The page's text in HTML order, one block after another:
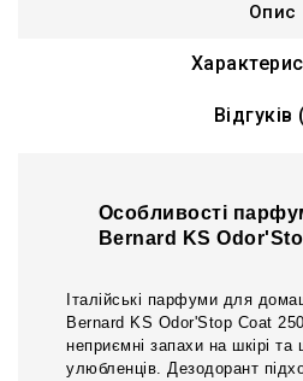
Опис
Відгуків
Особливості
Bernard KS
Італійські парфуми для
Bernard KS Odor'Stop Coat
неприємні запахи на шкірі та
улюбленців. Дезодорант